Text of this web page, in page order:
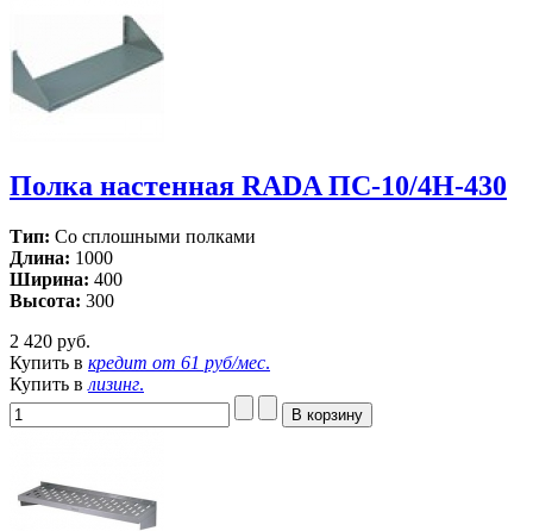
Полка настенная RADA ПС-10/4Н-430
Тип: Со сплошными полками
Длина: 1000
Ширина: 400
Высота: 300
2 420 руб.
Купить в кредит от 61 руб/мес.
Купить в лизинг.